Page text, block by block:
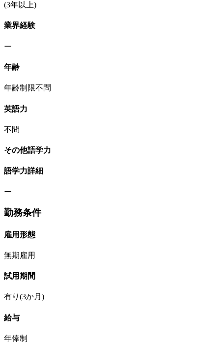
(3年以上)
業界経験
ー
年齢
年齢制限不問
英語力
不問
その他語学力
語学力詳細
ー
勤務条件
雇用形態
無期雇用
試用期間
有り(3か月)
給与
年俸制